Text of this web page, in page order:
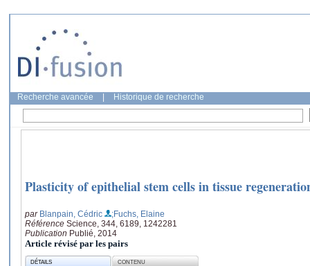
Recherche avancée Historique de recherche
Plasticity of epithelial stem cells in tissue
par Blanpain, Cédric
;Fuchs, Elaine
Référence Science, 344, 6189, 1242281
Publication Publié, 2014
Article révisé par les pairs
DÉTAILS CONTENU